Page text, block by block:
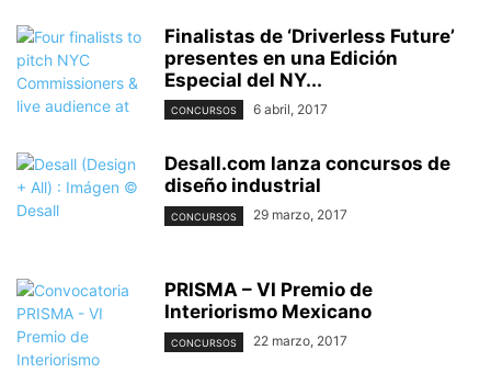
Finalistas de ‘Driverless Future’
presentes en una Edición
Especial del NY...
CONCURSOS 6 abril, 2017
Desall.com lanza concursos de
diseño industrial
CONCURSOS 29 marzo, 2017
PRISMA – VI Premio de
Interiorismo Mexicano
CONCURSOS 22 marzo, 2017